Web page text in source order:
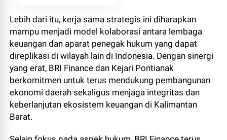
Lebih dari itu, kerja sama strategis ini diharapkan
mampu menjadi model kolaborasi antara lembaga
keuangan dan aparat penegak hukum yang dapat
direplikasi di wilayah lain di Indonesia. Dengan sinergi
yang erat, BRI Finance dan Kejari Pontianak
berkomitmen untuk terus mendukung pembangunan
ekonomi daerah sekaligus menjaga integritas dan
keberlanjutan ekosistem keuangan di Kalimantan
Barat.